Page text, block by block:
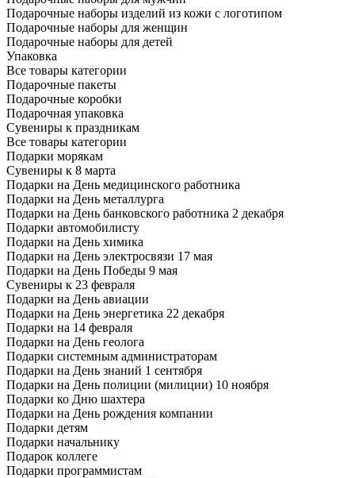
Подарочные наборы изделий из кожи с логотипом
Подарочные наборы для женщин
Подарочные наборы для детей
Упаковка
Все товары категории
Подарочные пакеты
Подарочные коробки
Подарочная упаковка
Сувениры к праздникам
Все товары категории
Подарки морякам
Сувениры к 8 марта
Подарки на День медицинского работника
Подарки на День металлурга
Подарки на День банковского работника 2 декабря
Подарки автомобилисту
Подарки на День химика
Подарки на День электросвязи 17 мая
Подарки на День Победы 9 мая
Сувениры к 23 февраля
Подарки на День авиации
Подарки на День энергетика 22 декабря
Подарки на 14 февраля
Подарки на День геолога
Подарки системным администраторам
Подарки на День знаний 1 сентября
Подарки на День полиции (милиции) 10 ноября
Подарки ко Дню шахтера
Подарки на День рождения компании
Подарки детям
Подарки начальнику
Подарок коллеге
Подарки программистам